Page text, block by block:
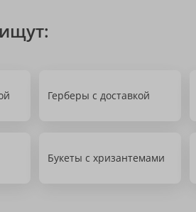
Герберы с доставкой
Букеты с хризантемами